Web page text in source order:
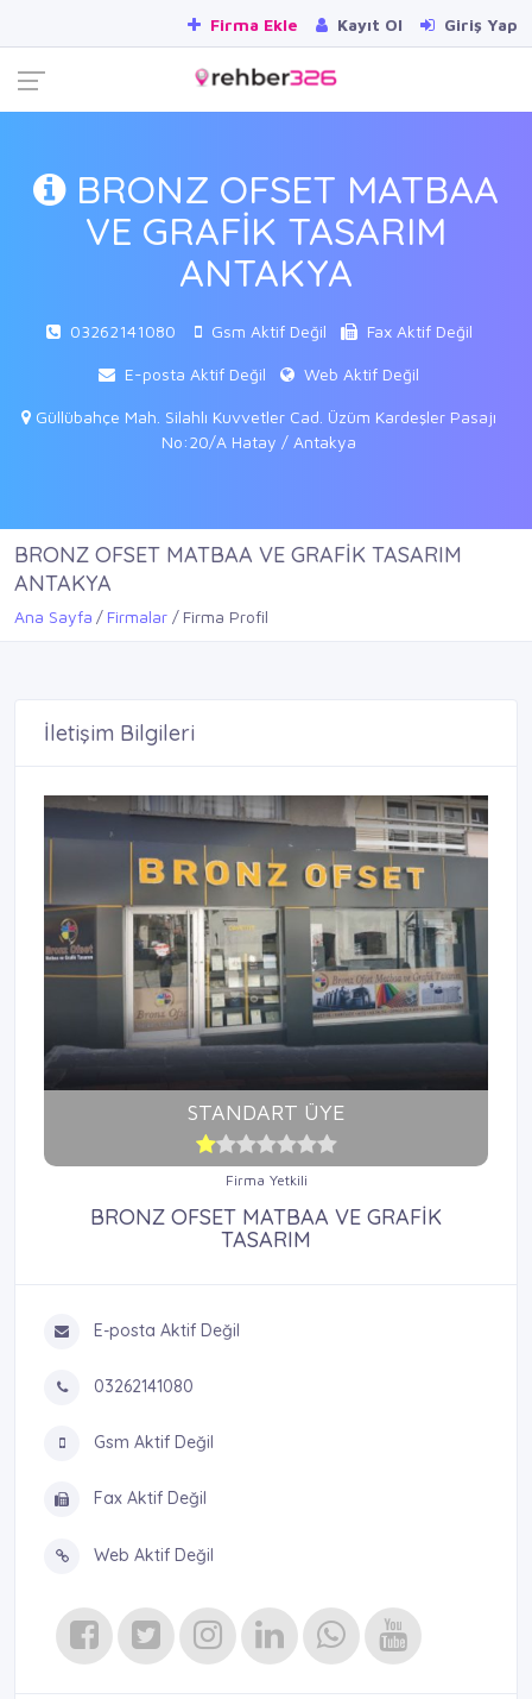
Firma Ekle Kayıt Ol Giriş Yap
BRONZ OFSET MATBAA
VE GRAFİK TASARIM
ANTAKYA
03262141080 Gsm Aktif Değil Fax Aktif Değil
E-posta Aktif Değil Web Aktif Değil
Güllübahçe Mah. Silahlı Kuvvetler Cad. Üzüm Kardeşler Pasajı
No:20/A Hatay / Antakya
BRONZ OFSET MATBAA VE GRAFİK TASARIM
ANTAKYA
Ana Sayfa Firmalar Firma Profil
İletişim Bilgileri
STANDART ÜYE
Firma Yetkili
BRONZ OFSET MATBAA VE GRAFİK
TASARIM
E-posta Aktif Değil
03262141080
Gsm Aktif Değil
Fax Aktif Değil
Web Aktif Değil